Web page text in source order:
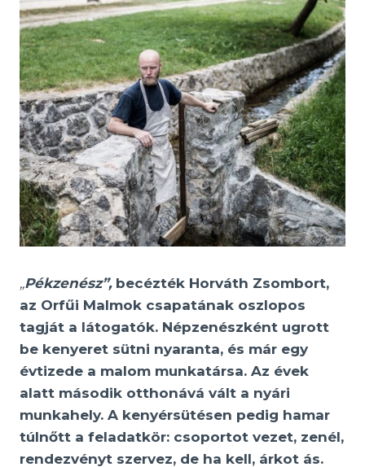
„Pékzenész”,becézték Horváth Zsombort,
az Orfűi Malmok csapatának oszlopos
tagját a látogatók. Népzenészként ugrott
be kenyeret sütni nyaranta, és már egy
évtizede a malom munkatársa. Az évek
alatt második otthonává vált a nyári
munkahely. A kenyérsütésen pedig hamar
túlnőtt a feladatkör: csoportot vezet, zenél,
rendezvényt szervez, de ha kell, árkot ás.